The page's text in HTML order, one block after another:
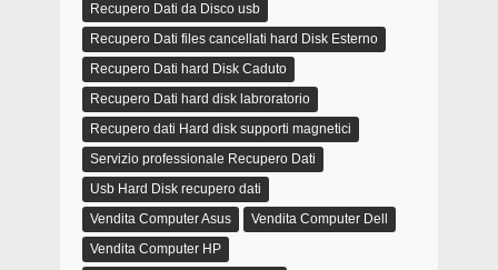
Recupero Dati da Disco usb
Recupero Dati files cancellati hard Disk Esterno
Recupero Dati hard Disk Caduto
Recupero Dati hard disk labroratorio
Recupero dati Hard disk supporti magnetici
Servizio professionale Recupero Dati
Usb Hard Disk recupero dati
Vendita Computer Asus
Vendita Computer Dell
Vendita Computer HP